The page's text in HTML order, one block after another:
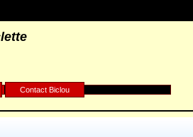
Contact Biclou